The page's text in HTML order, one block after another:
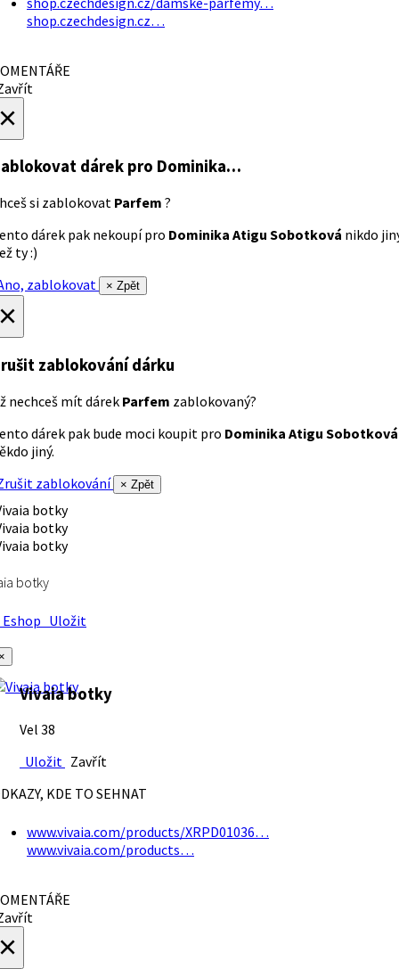
shop.czechdesign.cz…
dárek pro Dominika…
si zablokovat Parfem ?
dárek pak nekoupí pro Dominika Atigu Sobotková nikdo
ty :)
zablokovat
× Zpět
zablokování dárku
nechceš mít dárek Parfem zablokovaný?
dárek pak bude moci koupit pro Dominika Atigu Sobotková
jiný.
zablokování
× Zpět
botky
Uložit
Vivaia botky
Vel 38
Uložit Zavřít
KDE TO SEHNAT
www.vivaia.com/products/XRPD01036…
www.vivaia.com/products…